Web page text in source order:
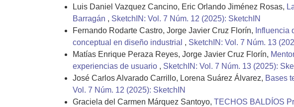
Luis Daniel Vazquez Cancino, Eric Orlando Jiménez Rosas,
Barragán , SketchIN: Vol. 7 Núm. 12 (2025): SketchIN
Fernando Rodarte Castro, Jorge Javier Cruz Florín, Influencia
conceptual en diseño industrial , SketchIN: Vol. 7 Núm. 13
Matías Enrique Peraza Reyes, Jorge Javier Cruz Florín,
experiencias de usuario , SketchIN: Vol. 7 Núm. 13 (2025):
José Carlos Alvarado Carrillo, Lorena Suárez Álvarez, Bases
Vol. 7 Núm. 12 (2025): SketchIN
Graciela del Carmen Márquez Santoyo, TECHOS BALDÍOS